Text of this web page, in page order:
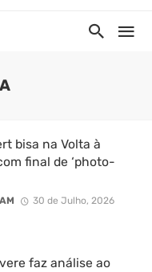
bisa na Volta à
final de ‘photo-
30 de Julho, 2026
faz análise ao